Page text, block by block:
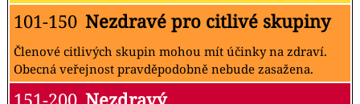
101-150 Nezdravé pro citlivé skupiny
Členové citlivých skupin mohou mít účinky na zdraví.
Obecná veřejnost pravděpodobně nebude zasažena.